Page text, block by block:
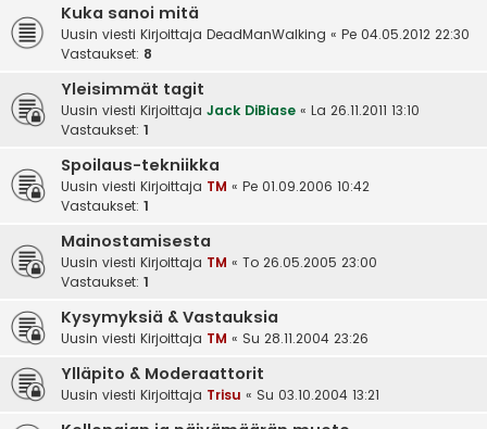
Kuka sanoi mitä
Uusin viesti Kirjoittaja DeadManWalking « Pe 04.05.2012 22:30
Vastaukset: 8
Yleisimmät tagit
Uusin viesti Kirjoittaja Jack DiBiase « La 26.11.2011 13:10
Vastaukset: 1
Spoilaus-tekniikka
Uusin viesti Kirjoittaja TM « Pe 01.09.2006 10:42
Vastaukset: 1
Mainostamisesta
Uusin viesti Kirjoittaja TM « To 26.05.2005 23:00
Vastaukset: 1
Kysymyksiä & Vastauksia
Uusin viesti Kirjoittaja TM « Su 28.11.2004 23:26
Ylläpito & Moderaattorit
Uusin viesti Kirjoittaja Trisu « Su 03.10.2004 13:21